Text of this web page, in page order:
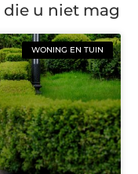
die u niet mag
WONING EN TUIN